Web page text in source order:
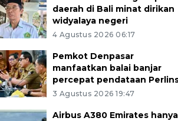
daerah di Bali minat dirikan
widyalaya negeri
4 Agustus 2026 06:17
Pemkot Denpasar
manfaatkan balai banjar
percepat pendataan
3 Agustus 2026 19:47
Airbus A380 Emirates hanya